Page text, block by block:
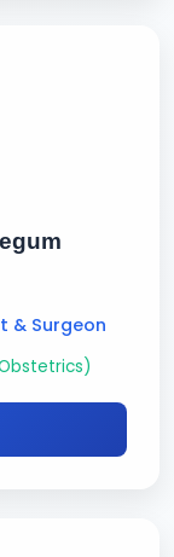
& Surgeon
Obstetrics)